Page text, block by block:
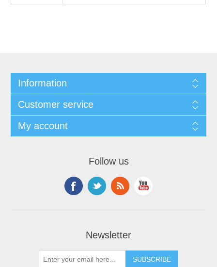
Information
Customer service
My account
Follow us
Newsletter